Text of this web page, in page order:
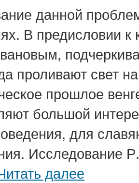
данной
В предисловии к
проливают свет
прошлое
большой
для
Исследование
далее